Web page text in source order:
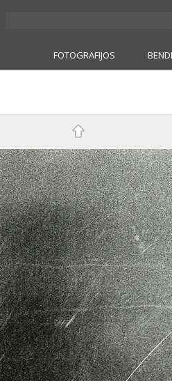
FOTOGRAFIJOS